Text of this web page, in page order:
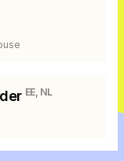
EE, NL